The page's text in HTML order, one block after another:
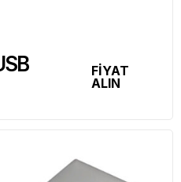
FİYAT
ALIN